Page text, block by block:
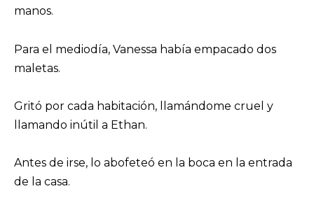
manos.
Para el mediodía, Vanessa había empacado dos
maletas.
Gritó por cada habitación, llamándome cruel y
llamando inútil a Ethan.
Antes de irse, lo abofeteó en la boca en la entrada
de la casa.